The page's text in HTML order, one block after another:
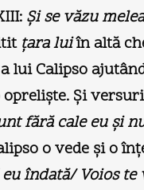
Şi se văzu
ţara luiîn altă
lui Calipso
Şi
fără cale eu şi
o vede şi o
îndată/ Voios